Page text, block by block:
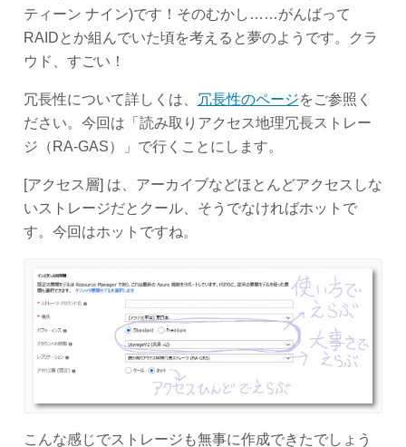
ティーン ナイン)です！そのむかし……がんばって
RAIDとか組んでいた頃を考えると夢のようです。クラ
ウド、すごい！
冗長性について詳しくは、 冗長性のページをご参照く
ださい。今回は「読み取りアクセス地理冗長ストレー
ジ（RA-GAS）」で行くことにします。
[アクセス層] は、アーカイブなどほとんどアクセスしな
いストレージだとクール、そうでなければホットで
す。今回はホットですね。
こんな感じでストレージも無事に作成できたでしょう